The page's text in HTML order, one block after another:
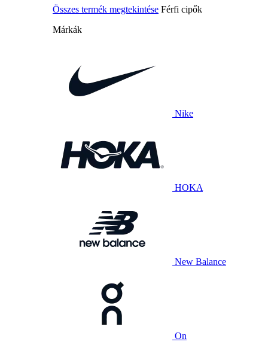
Összes termék megtekintése Férfi cipők
Márkák
Nike
HOKA
New Balance
On